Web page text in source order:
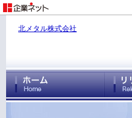
北メタル株式会社